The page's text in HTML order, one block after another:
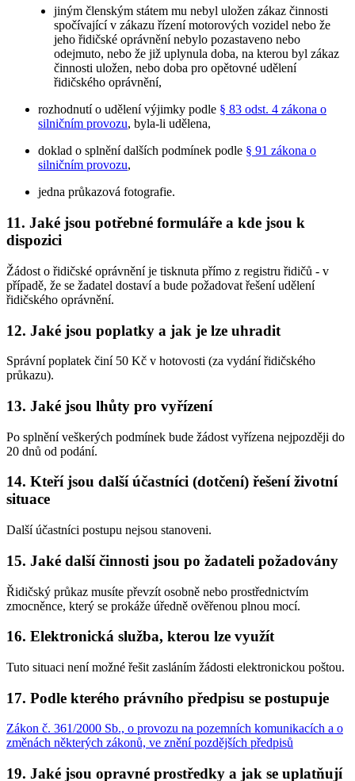
jiným členským státem mu nebyl uložen zákaz činnosti
spočívající v zákazu řízení motorových vozidel nebo že
jeho řidičské oprávnění nebylo pozastaveno nebo
odejmuto, nebo že již uplynula doba, na kterou byl zákaz
činnosti uložen, nebo doba pro opětovné udělení
řidičského oprávnění,
rozhodnutí o udělení výjimky podle § 83 odst. 4 zákona o
silničním provozu, byla-li udělena,
doklad o splnění dalších podmínek podle § 91 zákona o
silničním provozu,
jedna průkazová fotografie.
11. Jaké jsou potřebné formuláře a kde jsou k
dispozici
Žádost o řidičské oprávnění je tisknuta přímo z registru řidičů - v
případě, že se žadatel dostaví a bude požadovat řešení udělení
řidičského oprávnění.
12. Jaké jsou poplatky a jak je lze uhradit
Správní poplatek činí 50 Kč v hotovosti (za vydání řidičského
průkazu).
13. Jaké jsou lhůty pro vyřízení
Po splnění veškerých podmínek bude žádost vyřízena nejpozději do
20 dnů od podání.
14. Kteří jsou další účastníci (dotčení) řešení životní
situace
Další účastníci postupu nejsou stanoveni.
15. Jaké další činnosti jsou po žadateli požadovány
Řidičský průkaz musíte převzít osobně nebo prostřednictvím
zmocněnce, který se prokáže úředně ověřenou plnou mocí.
16. Elektronická služba, kterou lze využít
Tuto situaci není možné řešit zasláním žádosti elektronickou poštou.
17. Podle kterého právního předpisu se postupuje
Zákon č. 361/2000 Sb., o provozu na pozemních komunikacích a o
změnách některých zákonů, ve znění pozdějších předpisů
19. Jaké jsou opravné prostředky a jak se uplatňují